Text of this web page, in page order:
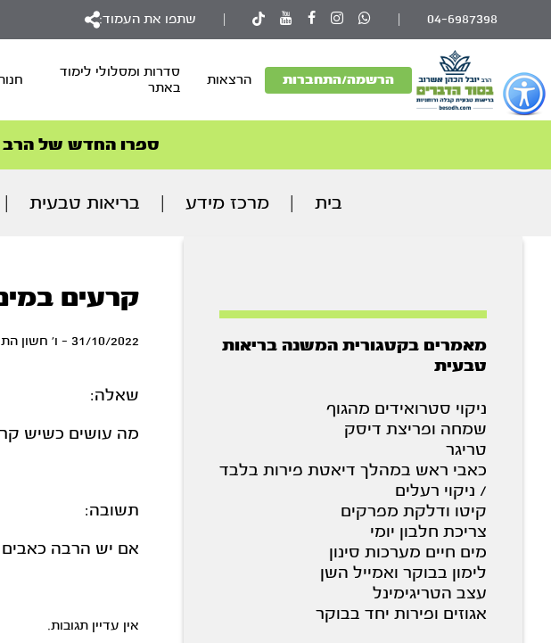
כפתור
לפתיחת
תפריט
נגישות
04-6987398 שתפו את העמוד:
הרשמה/התחברות הרצאות
סדרות ומסלולי לימוד
באתר
הסדרה
ספרו החדש של הרב
הצטרפו
הסדרה
בית מרכז מידע בריאות טבעית
מאמרים בקטגורית המשנה בריאות
טבעית
ניקוי סטרואידים מהגוף
שמחה ופריצת דיסק
טריגר
כאבי ראש במהלך דיאטת פירות בלבד
/ ניקוי רעלים
קיטו ודלקת מפרקים
צריכת חלבון יומי
מים חיים מערכות סינון
לימון בבוקר ואמייל השן
עצב הטריגימינל
אגוזים ופירות יחד בבוקר
קרעים
31/10/2022 - ו' חשון התשפ"ג
שאלה:
מה עושים כשיש
תשובה:
אם יש הרבה כאבים
אין עדיין תגובות.